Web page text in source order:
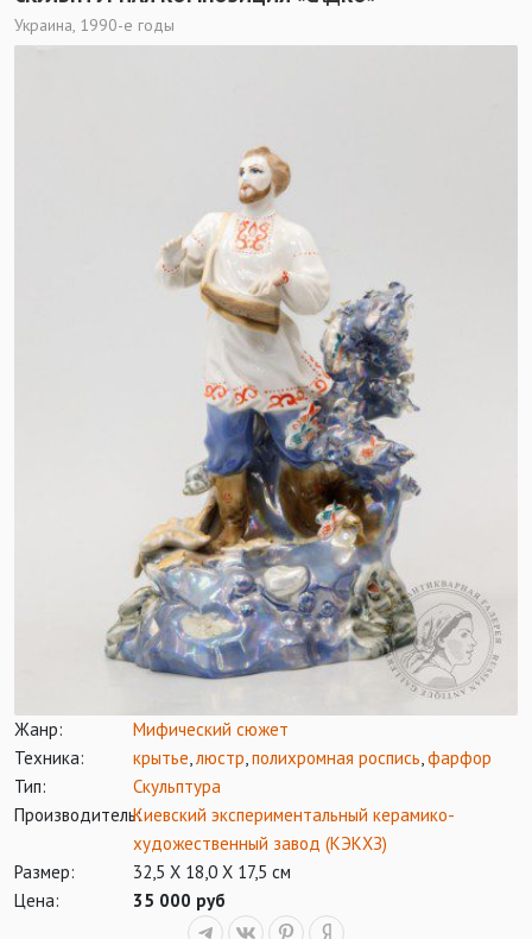
Украина, 1990-е годы
Жанр:
Мифический сюжет
Техника:
крытье,люстр,полихромная роспись,фарфор
Тип:
Скульптура
Производитель:Киевский экспериментальный керамико-
художественный завод (КЭКХЗ)
Размер:
32,5 Х 18,0 Х 17,5 см
Цена:
35 000 руб